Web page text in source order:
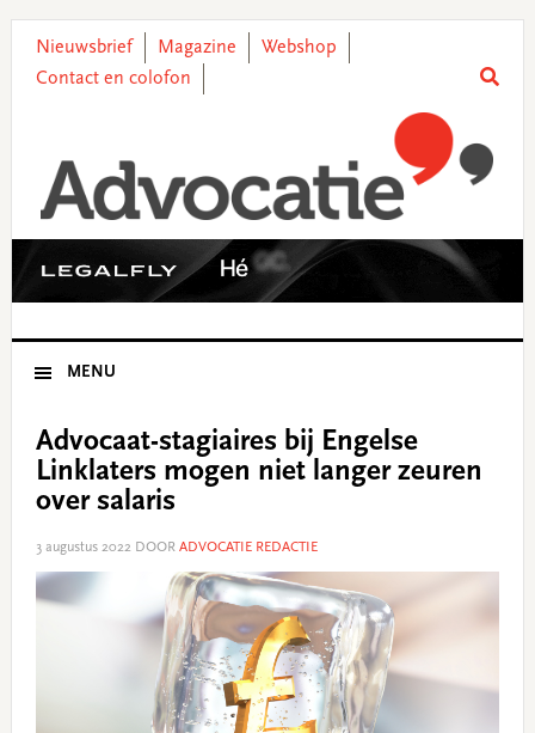
primary
main
primary
footer
Nieuwsbrief Magazine
Webshop
Contact en colofon
MENU
Advocaat-stagiaires bij Engelse
Linklaters mogen niet langer zeuren
over salaris
3 augustus 2022DOOR ADVOCATIE REDACTIE